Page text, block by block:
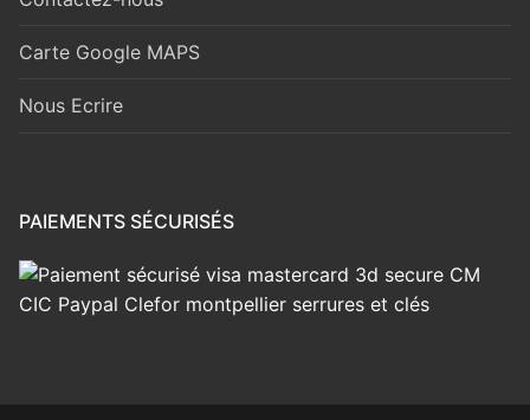
Carte Google MAPS
Nous Ecrire
PAIEMENTS SÉCURISÉS